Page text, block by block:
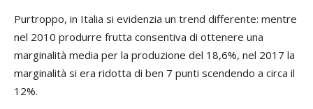
Purtroppo, in Italia si evidenzia un trend differente: mentre
nel 2010 produrre frutta consentiva di ottenere una
marginalità media per la produzione del 18,6%, nel 2017 la
marginalità si era ridotta di ben 7 punti scendendo a circa il
12%.